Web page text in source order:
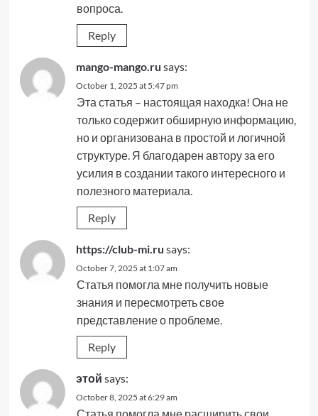
вопроса.
Reply
mango-mango.ru says:
October 1, 2025 at 5:47 pm
Эта статья – настоящая находка! Она не
только содержит обширную информацию,
но и организована в простой и логичной
структуре. Я благодарен автору за его
усилия в создании такого интересного и
полезного материала.
Reply
https://club-mi.ru says:
October 7, 2025 at 1:07 am
Статья помогла мне получить новые
знания и пересмотреть свое
представление о проблеме.
Reply
этой says:
October 8, 2025 at 6:29 am